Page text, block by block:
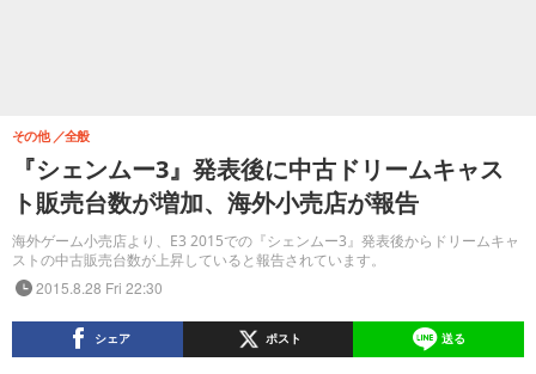
『シェンムー3』発表後に中古ドリームキャス
ト販売台数が増加、海外小売店が報告
海外ゲーム小売店より、E3 2015での『シェンムー3』発表後からドリームキャ
ストの中古販売台数が上昇していると報告されています。
その他 全般
2015.8.28 Fri 22:30
シェア ポスト 送る